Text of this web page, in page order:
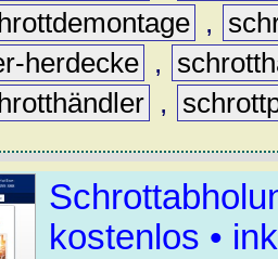
,
herdecke ,
,
kostenlos •